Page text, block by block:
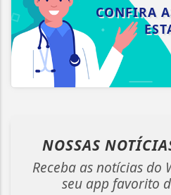
CONFIRA
NOSSAS
Receba as notícias do
seu app favorito